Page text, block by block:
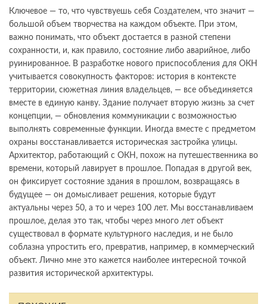
Ключевое — то, что чувствуешь себя Создателем, что значит —
большой объем творчества на каждом объекте. При этом,
важно понимать, что объект достается в разной степени
сохранности, и, как правило, состояние либо аварийное, либо
руинированное. В разработке нового приспособления для ОКН
учитывается совокупность факторов: история в контексте
территории, сюжетная линия владельцев, — все объединяется
вместе в единую канву. Здание получает вторую жизнь за счет
концепции, — обновления коммуникации с возможностью
выполнять современные функции. Иногда вместе с предметом
охраны восстанавливается историческая застройка улицы.
Архитектор, работающий с ОКН, похож на путешественника во
времени, который лавирует в прошлое. Попадая в другой век,
он фиксирует состояние здания в прошлом, возвращаясь в
будущее — он домысливает решения, которые будут
актуальны через 50, а то и через 100 лет. Мы восстанавливаем
прошлое, делая это так, чтобы через много лет объект
существовал в формате культурного наследия, и не было
соблазна упростить его, превратив, например, в коммерческий
объект. Лично мне это кажется наиболее интересной точкой
развития исторической архитектуры.